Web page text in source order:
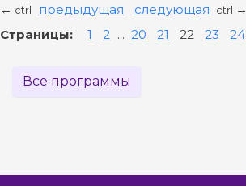
← ctrl предыдущая следующая ctrl →
Страницы: 1 2 ... 20 21 22 23 24
Все программы